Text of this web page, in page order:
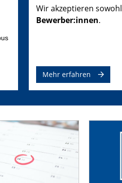
Wir akzeptieren sowohl
Bewerber:innen.
Mehr erfahren